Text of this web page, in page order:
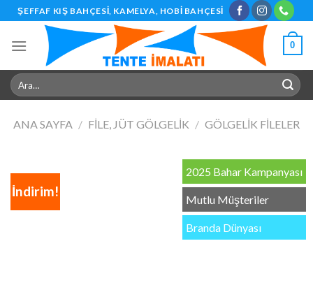
Skip
to
content
ŞEFFAF KIŞ BAHÇESI, KAMELYA, HOBI BAHÇESI
0
Ara:
ANA SAYFA / FILE, JÜT GÖLGELIK / GÖLGELIK FILELER
2025 Bahar Kampanyası
Mutlu Müşteriler
Branda Dünyası
İndirim!